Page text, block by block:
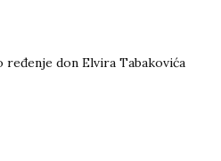
ređenje don Elvira Tabakovića